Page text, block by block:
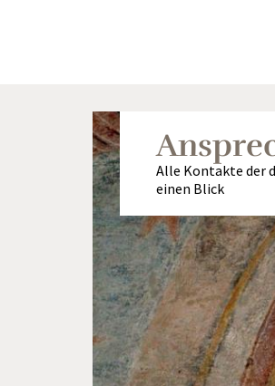
Alle Kontakte der
einen Blick